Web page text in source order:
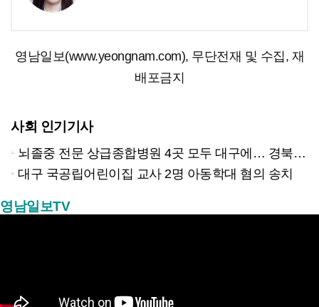
영남일보(www.yeongnam.com), 무단전재 및 수집, 재
배포금지
사회 인기기사
뇌졸중 전문 상급종합병원 4곳 모두 대구에… 경북은 골든타임 사각지대
대구 국공립어린이집 교사 2명 아동학대 혐의 송치
영남일보TV